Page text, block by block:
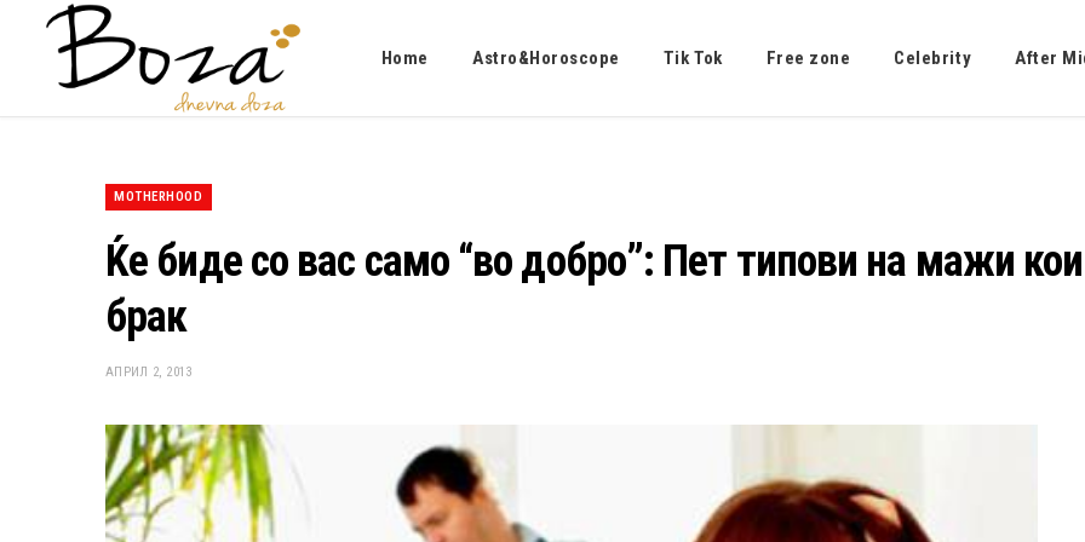
Home Astro&Horoscope Tik Tok Free zone Celebrity After
MOTHERHOOD
Ќе биде со вас само “во добро”: Пет типови на мажи
брак
АПРИЛ 2, 2013